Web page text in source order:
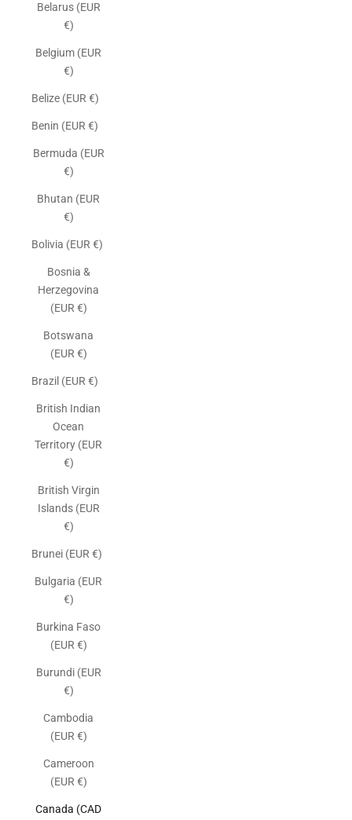
Belarus (EUR
€)
Belgium (EUR
€)
Belize (EUR €)
Benin (EUR €)
Bermuda (EUR
€)
Bhutan (EUR
€)
Bolivia (EUR €)
Bosnia &
Herzegovina
(EUR €)
Botswana
(EUR €)
Brazil (EUR €)
British Indian
Ocean
Territory (EUR
€)
British Virgin
Islands (EUR
€)
Brunei (EUR €)
Bulgaria (EUR
€)
Burkina Faso
(EUR €)
Burundi (EUR
€)
Cambodia
(EUR €)
Cameroon
(EUR €)
Canada (CAD